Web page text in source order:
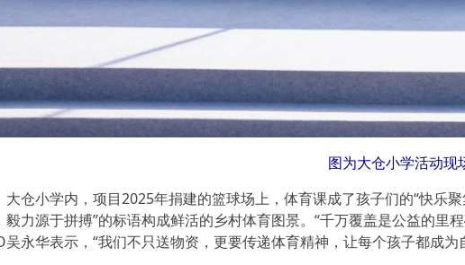
图为大仓小学活动现
小学内，项目2025年捐建的篮球场上，体育课成了孩子们的“快乐聚
毅力源于拼搏”的标语构成鲜活的乡村体育图景。“千万覆盖是公益的里
吴永华表示，“我们不只送物资，更要传递体育精神，让每个孩子都成为